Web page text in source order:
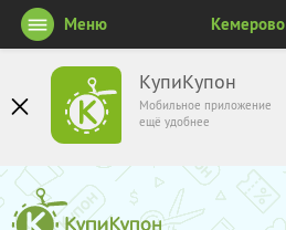
КупиКупон
Мобильное приложение
ещё удобнее
Меню Кемерово